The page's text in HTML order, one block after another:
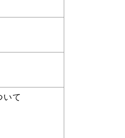
て